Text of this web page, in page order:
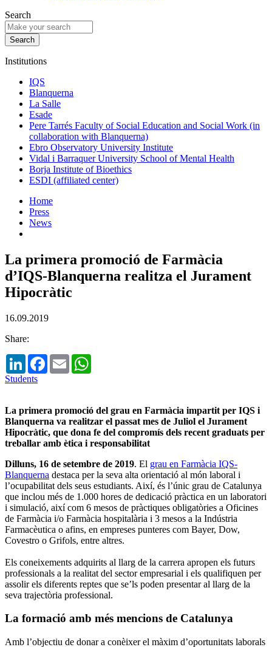
Search
Institutions
IQS
Blanquerna
La Salle
Esade
Pere Tarrés Faculty of Social Education and Social Work (in
collaboration with Blanquerna)
Ebro Observatory University Institute
Vidal i Barraquer University School of Mental Health
Borja Institute of Bioethics
ESDI (affiliated center)
Home
Press
News
La primera promoció de Farmàcia
d’IQS-Blanquerna realitza el Jurament
Hipocràtic
16.09.2019
Share:
LinkedInFacebook
Email
Students
La primera promoció del grau en Farmàcia impartit per IQS i
Blanquerna va realitzar el passat mes de Juliol el Jurament
Hipocràtic, que dona fe del compromís dels recent graduats per
treballar amb ètica i responsabilitat
Dilluns, 16 de setembre de 2019. El grau en Farmàcia IQS-
Blanquerna destaca per la seva alta orientació al món laboral i
l’ocupabilitat dels seus estudiants. Així, és l’únic grau de Catalunya
que inclou més de 1.000 hores de dedicació pràctica en un laboratori
i simulació, així com 6 mesos de pràctiques obligatòries a Oficines
de Farmàcia i/o Farmàcia hospitalària i 3 mesos a la Indústria
Farmacèutica o afins, en empreses punteres com Bayer, Dow,
Covestro o Grifols, entre altres.
Els coneixements adquirits al llarg de la carrera apropen els futurs
professionals a la realitat del sector empresarial i els qualifiquen per
assolir els diferents reptes que se’ls poden presentar al llarg de la
seva trajectòria professional.
La formació amb més mencions de Catalunya
Amb l’objectiu de donar a conèixer el màxim d’oportunitats laborals